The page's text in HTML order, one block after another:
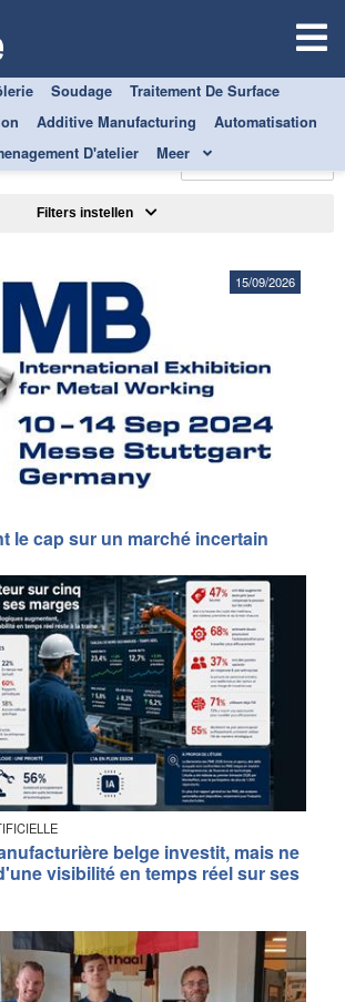
Soudage
Traitement De Surface
Additive Manufacturing
Automatisation
D'atelier
Meer
Trier par
Filters instellen
le cap sur un marché incertain
15/09/2026
belge investit, mais ne
visibilité en temps réel sur ses